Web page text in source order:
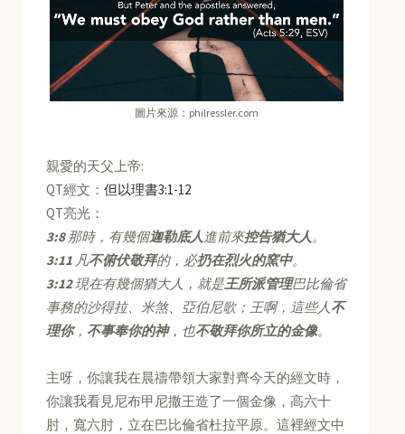
圖片來源：philressler.com
親愛的天父上帝:
QT經文：但以理書3:1-12
QT亮光：
3:8那時，有幾個迦勒底人進前來控告猶大人。
3:11 凡不俯伏敬拜的，必扔在烈火的窯中。
3:12現在有幾個猶大人，就是王所派管理巴比倫省
事務的沙得拉、米煞、亞伯尼歌；王啊，這些人不
理你， 不事奉你的神，也不敬拜你所立的金像。
主呀，你讓我在晨禱帶領大家對齊今天的經文時，
你讓我看見尼布甲尼撒王造了一個金像，高六十
肘，寬六肘，立在巴比倫省杜拉平原。這裡經文中